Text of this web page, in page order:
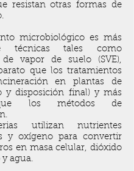
resistan otras formas de
microbiológico es más
técnicas tales como
de vapor de suelo (SVE),
que los tratamientos
en plantas de
y disposición final) y más
los métodos de
utilizan nutrientes
y oxígeno para convertir
en masa celular, dióxido
agua.